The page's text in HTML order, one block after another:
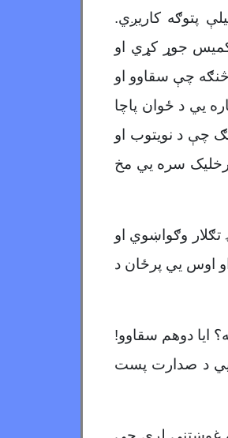
پتوګه کاریږي.
جوړ کړي او
چې سقاوو او
لپاره يي د ځوان پاچا
چې د نویتوب او
سره يي مخ
وګواښوي او
اوس يي پرځان د
ایا دوهم سقاوو!
يي د صدارت پست